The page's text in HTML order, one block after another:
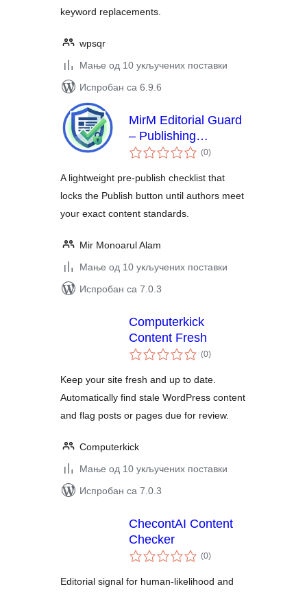
keyword replacements.
wpsqr
Мање од 10 укључених поставки
Испробан са 6.9.6
MirM Editorial Guard
– Publishing
Checklist & Content
(0укупних
оцена
)
A lightweight pre-publish checklist that
locks the Publish button until authors meet
your exact content standards.
Mir Monoarul Alam
Мање од 10 укључених поставки
Испробан са 7.0.3
Computerkick
Content Fresh
(0укупних
оцена
)
Keep your site fresh and up to date.
Automatically find stale WordPress content
and flag posts or pages due for review.
Computerkick
Мање од 10 укључених поставки
Испробан са 7.0.3
ChecontAI Content
Checker
(0укупних
оцена
)
Editorial signal for human-likelihood and